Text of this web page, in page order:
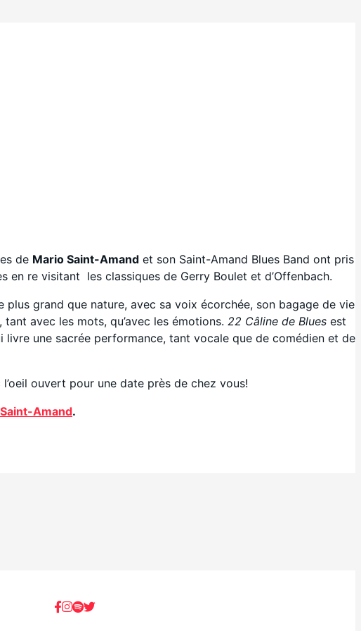
de Mario Saint-Amand et son Saint-Amand Blues Band ont pris
en re visitant les classiques de Gerry Boulet et d’Offenbach.
plus grand que nature, avec sa voix écorchée, son bagage de vie
avec les mots, qu’avec les émotions. 22 Câline de Blues est
une sacrée performance, tant vocale que de comédien et de
ouvert pour une date près de chez vous!
Amand.